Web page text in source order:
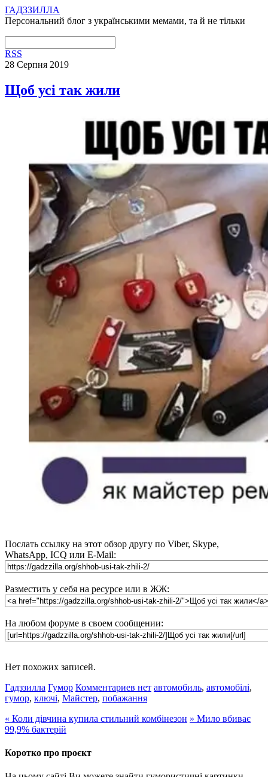
ГАДЗЗИЛЛА
Персональний блог з українськими мемами, та й не тільки
RSS
28 Серпня 2019
Щоб усі так жили
Послать ссылку на этот обзор другу по Viber, Skype,
WhatsApp, ICQ или E-Mail:
Разместить у себя на ресурсе или в ЖЖ:
На любом форуме в своем сообщении:
Нет похожих записей.
Гадззилла Гумор Комментариев нет автомобиль, автомобілі,
гумор, ключі, Майстер, побажання
« Коли дівчина купила стильний комбінезон » Мило вбиває
99,9% бактерій
Коротко про проєкт